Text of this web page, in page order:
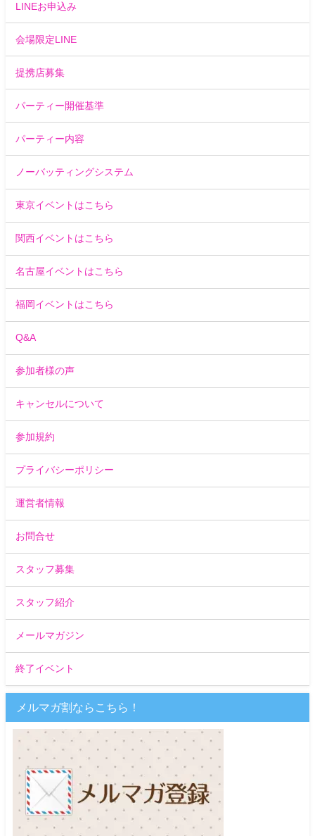
LINEお申込み
会場限定LINE
提携店募集
パーティー開催基準
パーティー内容
ノーバッティングシステム
東京イベントはこちら
関西イベントはこちら
名古屋イベントはこちら
福岡イベントはこちら
Q&A
参加者様の声
キャンセルについて
参加規約
プライバシーポリシー
運営者情報
お問合せ
スタッフ募集
スタッフ紹介
メールマガジン
終了イベント
メルマガ割ならこちら！